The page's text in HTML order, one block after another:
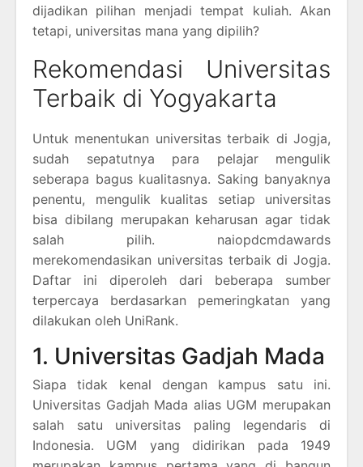
dijadikan pilihan menjadi tempat kuliah. Akan
tetapi, universitas mana yang dipilih?
Rekomendasi Universitas
Terbaik di Yogyakarta
Untuk menentukan universitas terbaik di Jogja,
sudah sepatutnya para pelajar mengulik
seberapa bagus kualitasnya. Saking banyaknya
penentu, mengulik kualitas setiap universitas
bisa dibilang merupakan keharusan agar tidak
salah pilih. naiopdcmdawards
merekomendasikan universitas terbaik di Jogja.
Daftar ini diperoleh dari beberapa sumber
terpercaya berdasarkan pemeringkatan yang
dilakukan oleh UniRank.
1. Universitas Gadjah Mada
Siapa tidak kenal dengan kampus satu ini.
Universitas Gadjah Mada alias UGM merupakan
salah satu universitas paling legendaris di
Indonesia. UGM yang didirikan pada 1949